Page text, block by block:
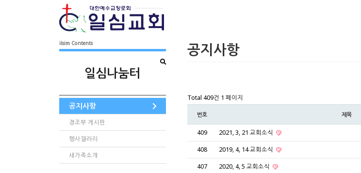
ilsim Contents
일심나눔터
공지사항
경조부 게시판
행사갤러리
새가족소개
공지사항
Total 409건 1 페이지
번호 제목
409 2021, 3, 21 교회소식
408 2019, 4, 14 교회소식
407 2020, 4, 5 교회소식